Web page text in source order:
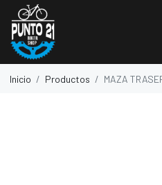
Inicio Productos MAZA